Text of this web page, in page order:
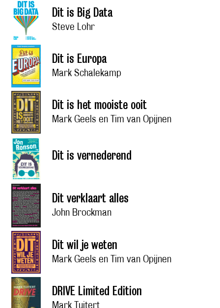
Dit is Big Data
Steve Lohr
Dit is Europa
Mark Schalekamp
Dit is het mooiste ooit
Mark Geels en Tim van Opijnen
Dit is vernederend
Dit verklaart alles
John Brockman
Dit wil je weten
Mark Geels en Tim van Opijnen
DRIVE Limited Edition
Mark Tuitert